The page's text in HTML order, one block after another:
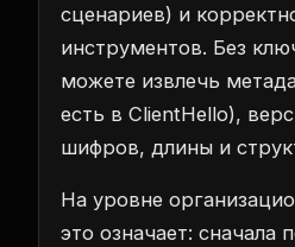
сценариев) и
инструментов. Без
можете извлечь
есть в ClientHello),
шифров, длины и
На уровне
это означает: сначала